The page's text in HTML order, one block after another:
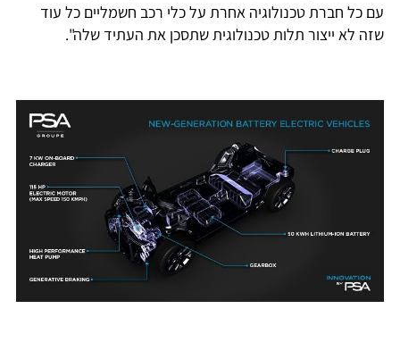
עם כל חברת טכנולוגיה אחרת על כלי רכב חשמליים כל עוד
שזה לא ייצור תלות טכנולוגית שתסכן את העתיד שלה".